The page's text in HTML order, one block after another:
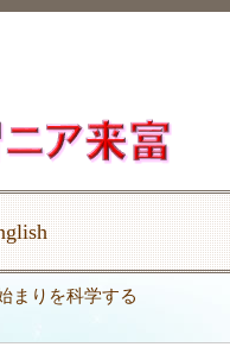
まりを科学する